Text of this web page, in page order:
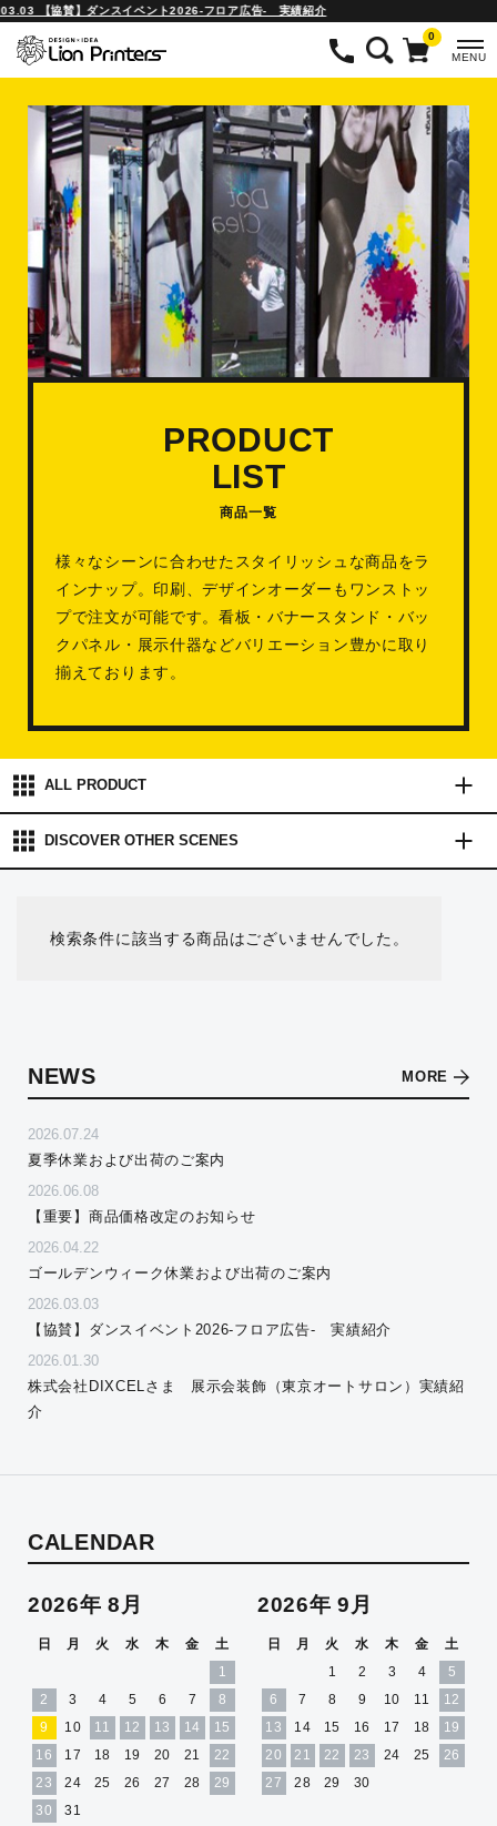
【協賛】ダンスイベント2026-フロア広告- 実績紹介
0
MENU
PRODUCT
LIST
商品一覧
様々なシーンに合わせたスタイリッシュな商品をラ
インナップ。印刷、デザインオーダーもワンストッ
プで注文が可能です。看板・バナースタンド・バッ
クパネル・展示什器などバリエーション豊かに取り
揃えております。
ALL PRODUCT
DISCOVER OTHER SCENES
検索条件に該当する商品はございませんでした。
NEWS MORE
2026.07.24
夏季休業および出荷のご案内
2026.06.08
【重要】商品価格改定のお知らせ
2026.04.22
ゴールデンウィーク休業および出荷のご案内
2026.03.03
【協賛】ダンスイベント2026-フロア広告- 実績紹介
2026.01.30
株式会社DIXCELさま 展示会装飾（東京オートサロン）実績紹
介
CALENDAR
2026年 8月
日 月 火 水 木 金
土
1
2
3 4 5 6 7
8
9
10 11 12 13 14
15
16
17 18 19 20 21
22
23
24 25 26 27 28
29
30
31
2026年 9月
日 月 火 水 木 金
土
1
2 3 4
5
6
7 8 9 10 11
12
13
14 15 16 17 18
19
20
21 22 23 24 25
26
27
28 29 30